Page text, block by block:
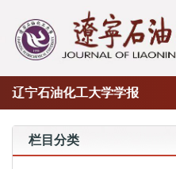
辽宁石油化工大学学报
栏目分类